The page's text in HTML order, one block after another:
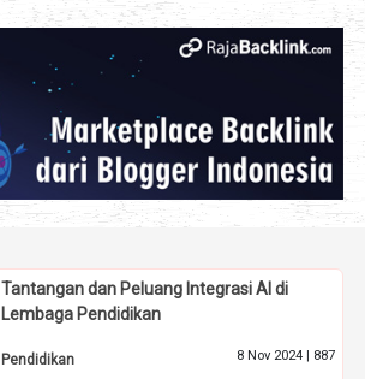
Tantangan dan Peluang Integrasi AI di
Lembaga Pendidikan
Pendidikan 8 Nov 2024 | 887